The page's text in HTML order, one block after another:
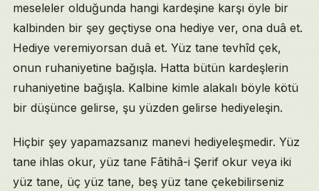
meseleler olduğunda hangi kardeşine karşı öyle bir
kalbinden bir şey geçtiyse ona hediye ver, ona duâ et.
Hediye veremiyorsan duâ et. Yüz tane tevhîd çek,
onun ruhaniyetine bağışla. Hatta bütün kardeşlerin
ruhaniyetine bağışla. Kalbine kimle alakalı böyle kötü
bir düşünce gelirse, şu yüzden gelirse hediyeleşin.
Hiçbir şey yapamazsanız manevi hediyeleşmedir. Yüz
tane ihlas okur, yüz tane Fâtihâ-i Şerif okur veya iki
yüz tane, üç yüz tane, beş yüz tane çekebilirseniz